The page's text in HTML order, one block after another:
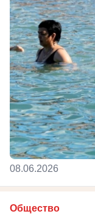
08.06.2026
Общество